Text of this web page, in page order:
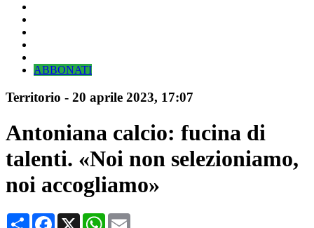
ABBONATI
Territorio - 20 aprile 2023, 17:07
Antoniana calcio: fucina di
talenti. «Noi non selezioniamo,
noi accogliamo»
CondividiFacebook
X WhatsApp